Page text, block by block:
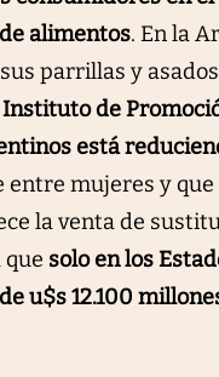
alimentos. En la
parrillas y
de
está
entre mujeres y
la venta de
solo en los
u$s 12.100